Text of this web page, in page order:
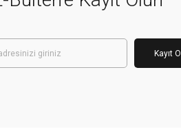
Kayıt Ol